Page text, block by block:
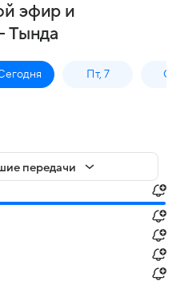
эфир и
Тында
Пт, 7
передачи